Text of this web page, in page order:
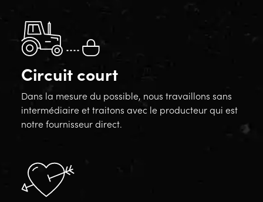
Circuit court
Dans la mesure du possible, nous travaillons sans
intermédiaire et traitons avec le producteur qui est
notre fournisseur direct.